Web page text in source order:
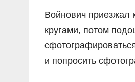
Войнович приезжал
кругами, потом
и попросить